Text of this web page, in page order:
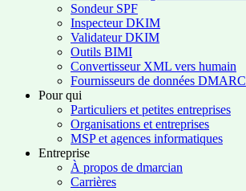
Sondeur SPF
Inspecteur DKIM
Validateur DKIM
Outils BIMI
Convertisseur XML vers humain
Fournisseurs de données DMARC
Pour qui
Particuliers et petites entreprises
Organisations et entreprises
MSP et agences informatiques
Entreprise
À propos de dmarcian
Carrières